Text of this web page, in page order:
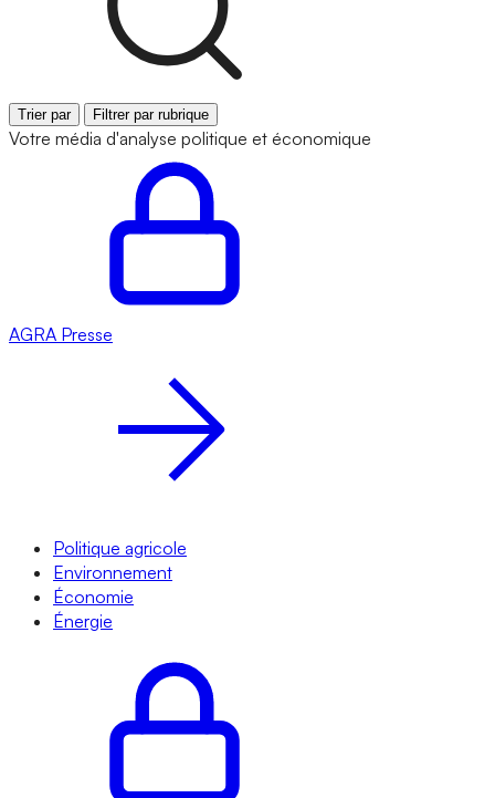
Trier par Filtrer par rubrique
Votre média d'analyse politique et économique
AGRA Presse
Politique agricole
Environnement
Économie
Énergie